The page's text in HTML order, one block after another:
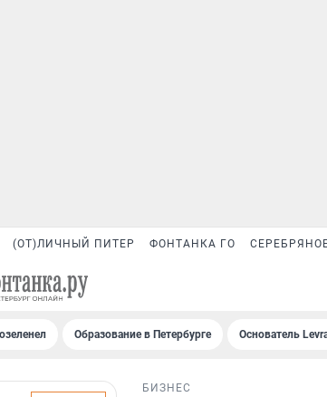
(ОТ)ЛИЧНЫЙ ПИТЕР ФОНТАНКА ГО
Образование в Петербурге Основатель
БИЗНЕС